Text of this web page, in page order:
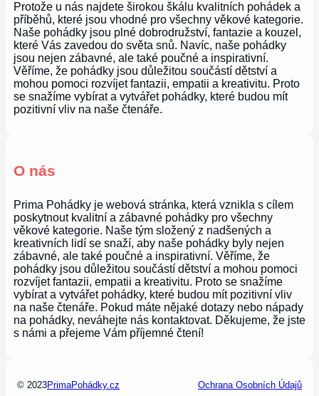
Protože u nás najdete širokou škálu kvalitních pohádek a
příběhů, které jsou vhodné pro všechny věkové kategorie.
Naše pohádky jsou plné dobrodružství, fantazie a kouzel,
které Vás zavedou do světa snů. Navíc, naše pohádky
jsou nejen zábavné, ale také poučné a inspirativní.
Věříme, že pohádky jsou důležitou součástí dětství a
mohou pomoci rozvíjet fantazii, empatii a kreativitu. Proto
se snažíme vybírat a vytvářet pohádky, které budou mít
pozitivní vliv na naše čtenáře.
O nás
Prima Pohádky je webová stránka, která vznikla s cílem
poskytnout kvalitní a zábavné pohádky pro všechny
věkové kategorie. Naše tým složený z nadšených a
kreativních lidí se snaží, aby naše pohádky byly nejen
zábavné, ale také poučné a inspirativní. Věříme, že
pohádky jsou důležitou součástí dětství a mohou pomoci
rozvíjet fantazii, empatii a kreativitu. Proto se snažíme
vybírat a vytvářet pohádky, které budou mít pozitivní vliv
na naše čtenáře. Pokud máte nějaké dotazy nebo nápady
na pohádky, neváhejte nás kontaktovat. Děkujeme, že jste
s námi a přejeme Vám příjemné čtení!
© 2023PrimaPohádky.cz Ochrana Osobních Údajů